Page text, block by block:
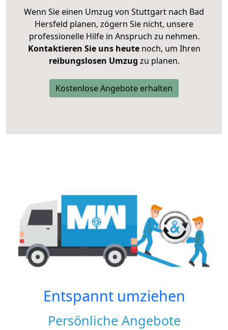
Wenn Sie einen Umzug von Stuttgart nach Bad
Hersfeld planen, zögern Sie nicht, unsere
professionelle Hilfe in Anspruch zu nehmen.
Kontaktieren Sie uns heutenoch, um Ihren
reibungslosen Umzug zu planen.
Kostenlose Angebote erhalten
Entspannt umziehen
Persönliche Angebote